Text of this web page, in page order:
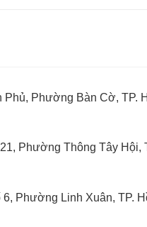
Phủ, Phường Bàn Cờ, TP.
Phường Thông Tây Hội,
6, Phường Linh Xuân, TP.